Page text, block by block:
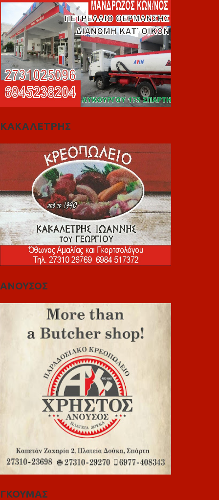
ΚΑΚΑΛΕΤΡΗΣ
ΑΝΟΥΣΟΣ
ΓΚΟΥΜΑΣ